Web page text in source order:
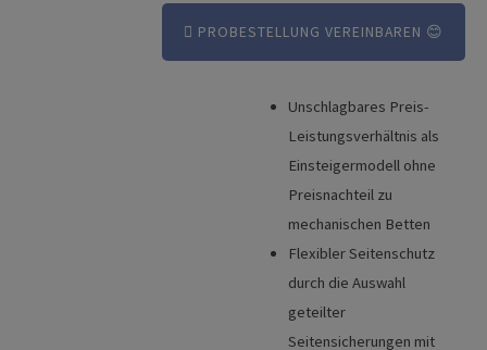
PROBESTELLUNG VEREINBAREN 😊
Unschlagbares Preis-
Leistungsverhältnis als
Einsteigermodell ohne
Preisnachteil zu
mechanischen Betten
Flexibler Seitenschutz
durch die Auswahl
geteilter
Seitensicherungen mit